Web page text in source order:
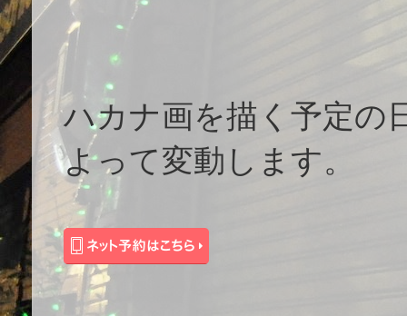
ハカナ画を描く予定の
よって変動します。